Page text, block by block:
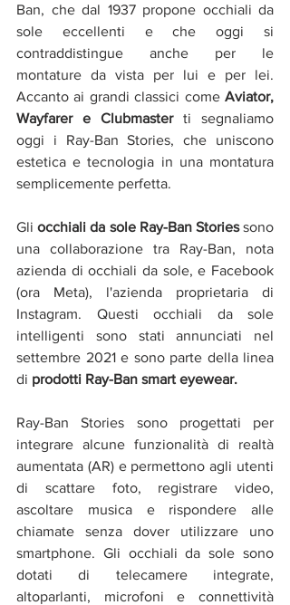
Ban, che dal 1937 propone occhiali da
sole eccellenti e che oggi si
contraddistingue anche per le
montature da vista per lui e per lei.
Accanto ai grandi classici come Aviator,
Wayfarer e Clubmaster ti segnaliamo
oggi i Ray-Ban Stories, che uniscono
estetica e tecnologia in una montatura
semplicemente perfetta.
Gli occhiali da sole Ray-Ban Stories sono
una collaborazione tra Ray-Ban, nota
azienda di occhiali da sole, e Facebook
(ora Meta), l'azienda proprietaria di
Instagram. Questi occhiali da sole
intelligenti sono stati annunciati nel
settembre 2021 e sono parte della linea
di prodotti Ray-Ban smart eyewear.
Ray-Ban Stories sono progettati per
integrare alcune funzionalità di realtà
aumentata (AR) e permettono agli utenti
di scattare foto, registrare video,
ascoltare musica e rispondere alle
chiamate senza dover utilizzare uno
smartphone. Gli occhiali da sole sono
dotati di telecamere integrate,
altoparlanti, microfoni e connettività